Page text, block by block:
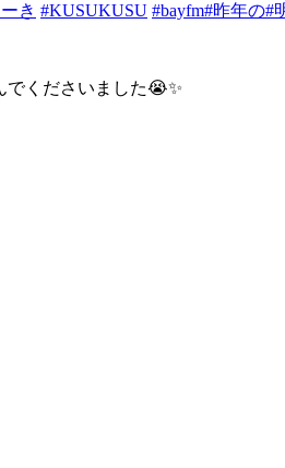
き #KUSUKUSU #bayfm#昨年の#
くださいました😭✨